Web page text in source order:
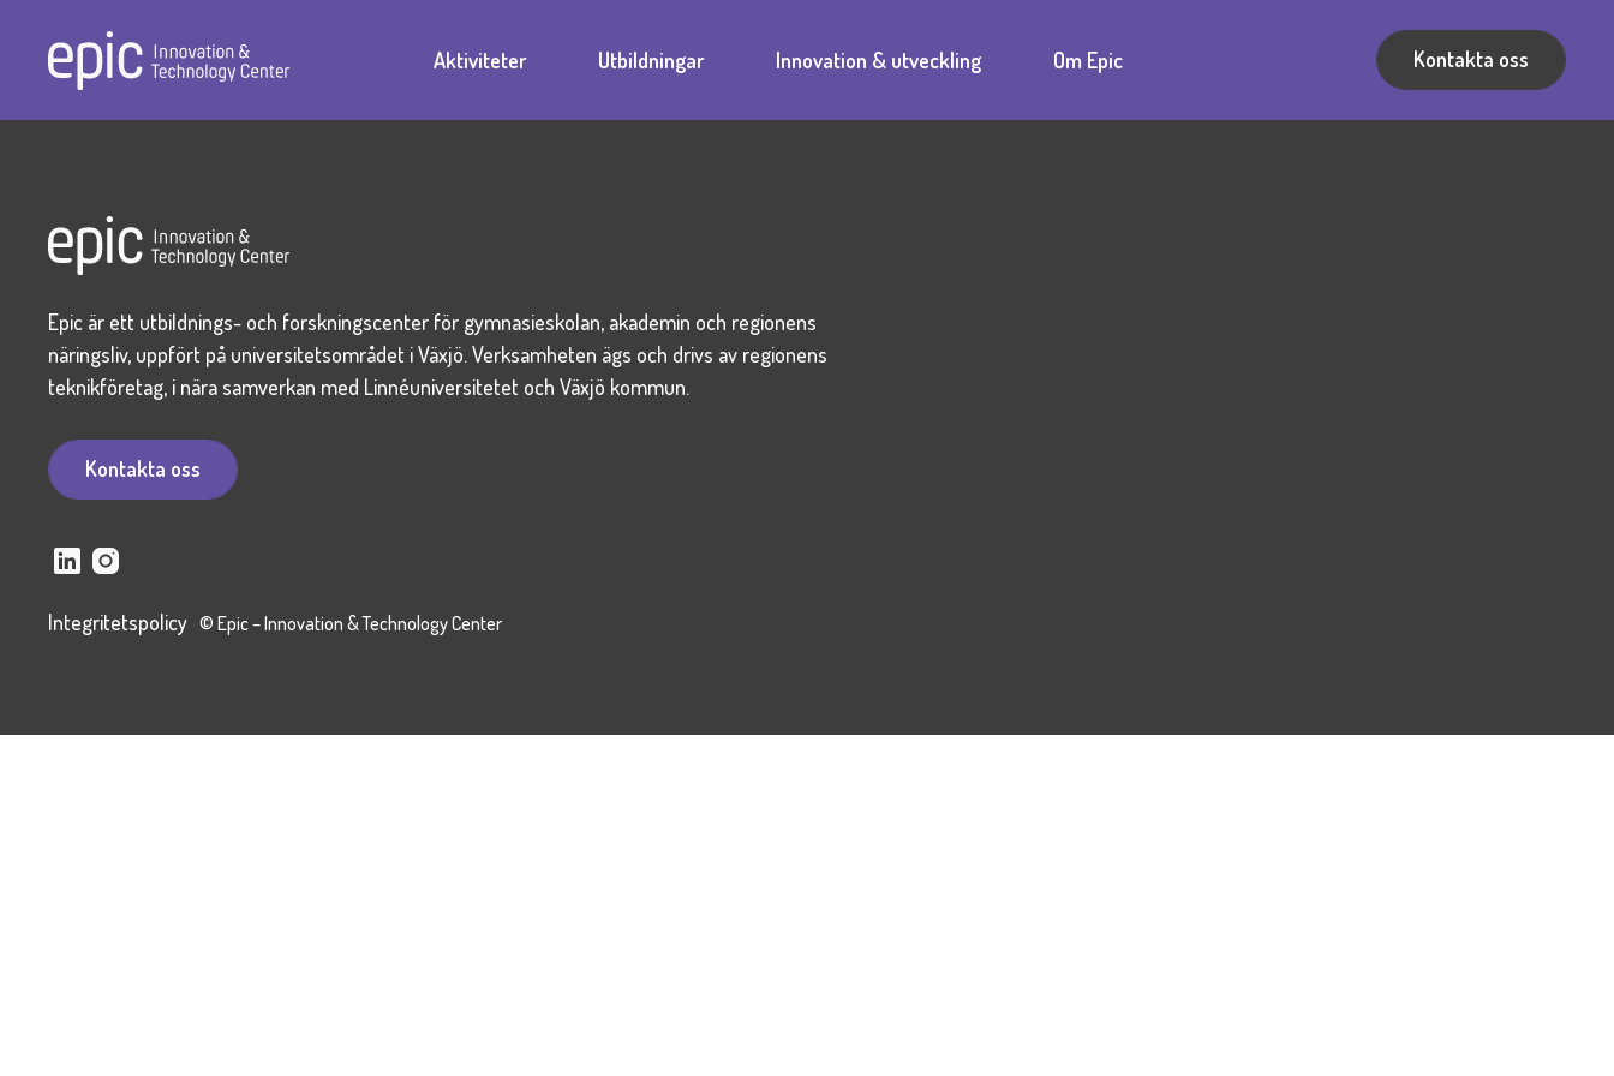
Aktiviteter Utbildningar Innovation & utveckling Om Epic Kontakta oss
Epic är ett utbildnings- och forskningscenter för gymnasieskolan, akademin och regionens
näringsliv, uppfört på universitetsområdet i Växjö. Verksamheten ägs och drivs av regionens
teknikföretag, i nära samverkan med Linnéuniversitetet och Växjö kommun.
Kontakta oss
Integritetspolicy © Epic – Innovation & Technology Center